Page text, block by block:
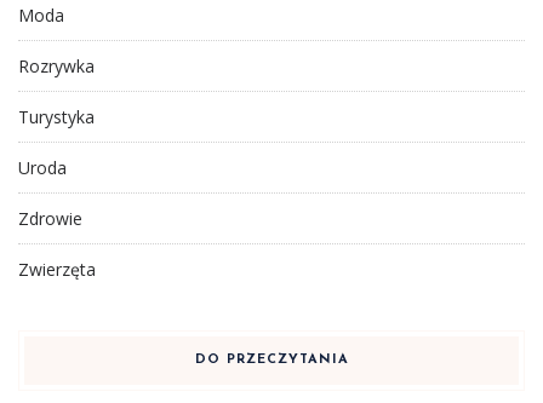
Moda
Rozrywka
Turystyka
Uroda
Zdrowie
Zwierzęta
DO PRZECZYTANIA